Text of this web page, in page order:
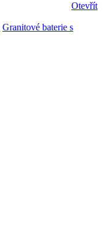
Otevřít
Granitové baterie s